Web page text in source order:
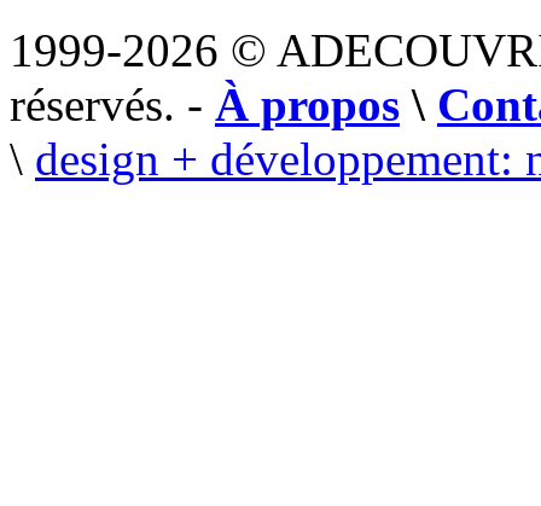
1999-2026 ©
réservés. - À propos \
\ design + développement: